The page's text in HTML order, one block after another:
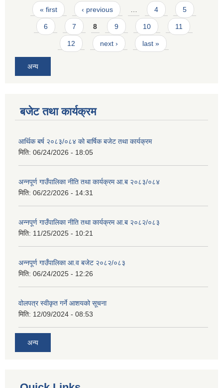
Pages
« first ‹ previous 4 5
6 7 8 9 10 11
12 next › last »
अन्य
बजेट तथा कार्यक्रम
आर्थिक बर्ष २०८३/०८४ को बार्षिक बजेट तथा कार्यक्रम
मिति: 06/24/2026 - 18:05
अन्नपूर्ण गाउँपालिका नीति तथा कार्यक्रम आ.ब २०८३/०८४
मिति: 06/22/2026 - 14:31
अन्नपूर्ण गाउँपालिका नीति तथा कार्यक्रम आ.ब २०८२/०८३
मिति: 11/25/2025 - 10:21
अन्नपूर्ण गाउँपालिका आ.व बजेट २०८२/०८३
मिति: 06/24/2025 - 12:26
वोलपत्र स्वीकृत गर्ने आशयको सूचना
मिति: 12/09/2024 - 08:53
अन्य